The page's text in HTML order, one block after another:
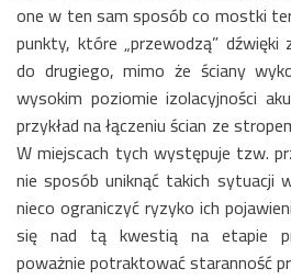
one w ten sam sposób co mostki
punkty, które „przewodzą” dźwięki
do drugiego, mimo że ściany
wysokim poziomie izolacyjności
przykład na łączeniu ścian ze
W miejscach tych występuje tzw.
nie sposób uniknąć takich sytuacji
nieco ograniczyć ryzyko ich
się nad tą kwestią na etapie
poważnie potraktować staranność